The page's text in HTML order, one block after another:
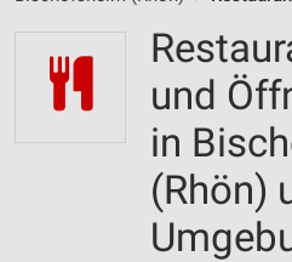
und
in
(Rhön)